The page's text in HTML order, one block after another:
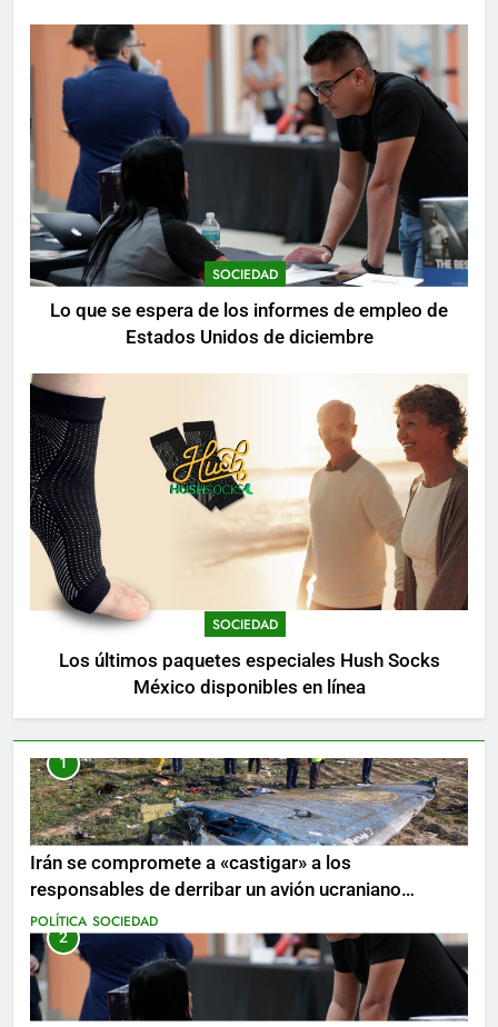
SOCIEDAD
Lo que se espera de los informes de empleo de
Estados Unidos de diciembre
SOCIEDAD
Los últimos paquetes especiales Hush Socks
México disponibles en línea
1
Irán se compromete a «castigar» a los
responsables de derribar un avión ucraniano
mientras se realizan arrestos
POLÍTICA SOCIEDAD
2